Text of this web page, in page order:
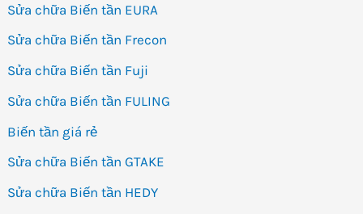
Sửa chữa Biến tần EURA
Sửa chữa Biến tần Frecon
Sửa chữa Biến tần Fuji
Sửa chữa Biến tần FULING
Biến tần giá rẻ
Sửa chữa Biến tần GTAKE
Sửa chữa Biến tần HEDY